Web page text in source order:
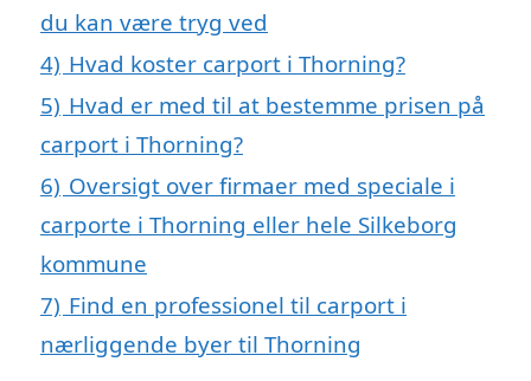
du kan være tryg ved
4) Hvad koster carport i Thorning?
5) Hvad er med til at bestemme prisen på
carport i Thorning?
6) Oversigt over firmaer med speciale i
carporte i Thorning eller hele Silkeborg
kommune
7) Find en professionel til carport i
nærliggende byer til Thorning